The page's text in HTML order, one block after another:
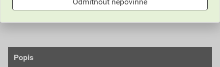
5151014090
Katalogový kód: P1NVH
Popis